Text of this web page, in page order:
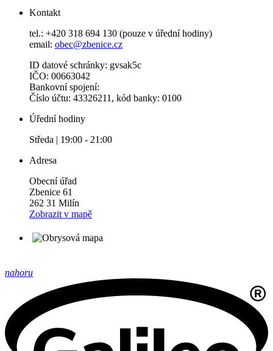
Kontakt
tel.: +420 318 694 130 (pouze v úřední hodiny)
email: obec@zbenice.cz
ID datové schránky: gvsak5c
IČO: 00663042
Bankovní spojení:
Číslo účtu: 43326211, kód banky: 0100
Úřední hodiny
Středa | 19:00 - 21:00
Adresa
Obecní úřad
Zbenice 61
262 31 Milín
Zobrazit v mapě
nahoru